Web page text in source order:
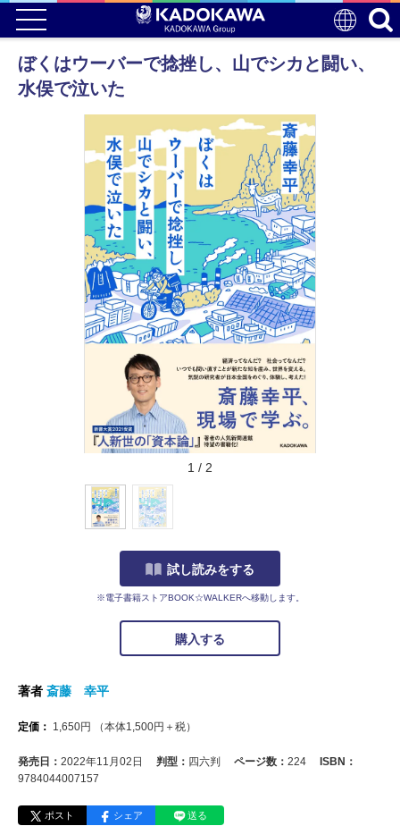
ぼくはウーバーで捻挫し、山でシカと闘い、
水俣で泣いた
1 / 2
試し読みをする
※電子書籍ストアBOOK☆WALKERへ移動します。
購入する
著者 斎藤 幸平
定価： 1,650円 （本体1,500円＋税）
発売日： 2022年11月02日 判型： 四六判 ページ数： 224
ISBN：
9784044007157
ポスト シェア 送る